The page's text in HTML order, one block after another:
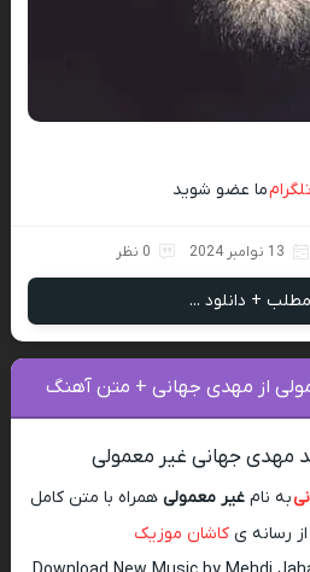
ما عضو شوید
13 نوامبر 2024 0 نظر
+ دانلود ...
از مهدی جهانی + متن آهنگ
مهدی جهانی غیر معمولی
به نام غیر معمولی همراه با متن کامل
کاشان موزیک